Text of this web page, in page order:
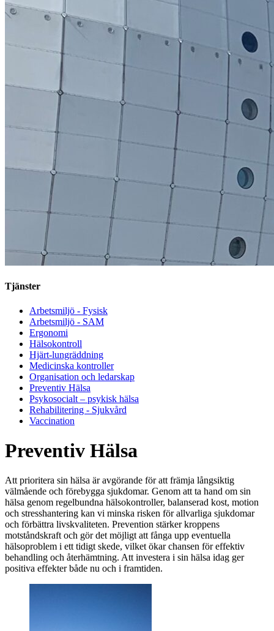
Tjänster
Arbetsmiljö - Fysisk
Arbetsmiljö - SAM
Ergonomi
Hälsokontroll
Hjärt-lungräddning
Medicinska kontroller
Organisation och ledarskap
Preventiv Hälsa
Psykosocialt – psykisk hälsa
Rehabilitering - Sjukvård
Vaccination
Preventiv Hälsa
Att prioritera sin hälsa är avgörande för att främja långsiktig
välmående och förebygga sjukdomar. Genom att ta hand om sin
hälsa genom regelbundna hälsokontroller, balanserad kost, motion
och stresshantering kan vi minska risken för allvarliga sjukdomar
och förbättra livskvaliteten. Prevention stärker kroppens
motståndskraft och gör det möjligt att fånga upp eventuella
hälsoproblem i ett tidigt skede, vilket ökar chansen för effektiv
behandling och återhämtning. Att investera i sin hälsa idag ger
positiva effekter både nu och i framtiden.